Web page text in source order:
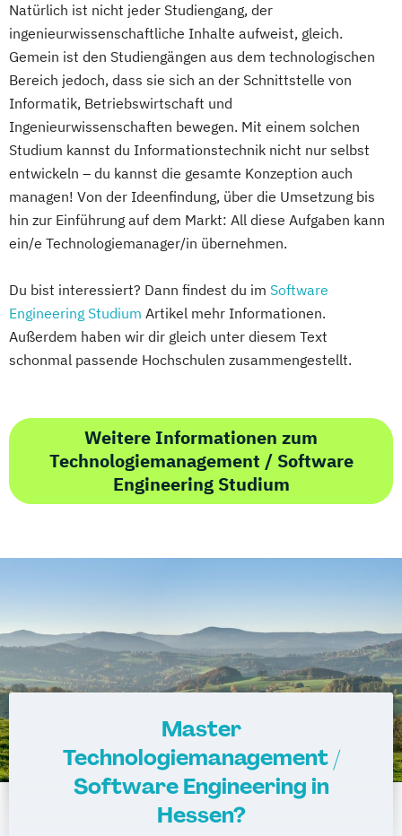
Natürlich ist nicht jeder Studiengang, der
ingenieurwissenschaftliche Inhalte aufweist, gleich.
Gemein ist den Studiengängen aus dem technologischen
Bereich jedoch, dass sie sich an der Schnittstelle von
Informatik, Betriebswirtschaft und
Ingenieurwissenschaften bewegen. Mit einem solchen
Studium kannst du Informationstechnik nicht nur selbst
entwickeln – du kannst die gesamte Konzeption auch
managen! Von der Ideenfindung, über die Umsetzung bis
hin zur Einführung auf dem Markt: All diese Aufgaben kann
ein/e Technologiemanager/in übernehmen.
Du bist interessiert? Dann findest du im Software
Engineering Studium Artikel mehr Informationen.
Außerdem haben wir dir gleich unter diesem Text
schonmal passende Hochschulen zusammengestellt.
Weitere Informationen zum
Technologiemanagement / Software
Engineering Studium
Master
Technologiemanagement /
Software Engineering in
Hessen?